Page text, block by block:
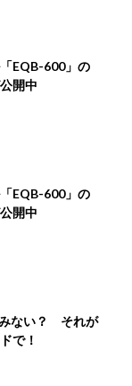
EQB-600」の
開中
EQB-600」の
開中
みない？ それが
で！